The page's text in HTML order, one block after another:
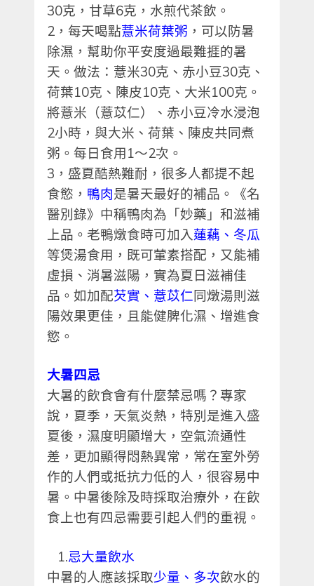
30克，甘草6克，水煎代茶飲。
2 ，每天喝點薏米荷葉粥 ，可以防暑
除濕，幫助你平安度過最難捱的暑
天。做法：薏米30克、赤小豆30克、
荷葉10克、陳皮10克、大米100克。
將薏米（薏苡仁）、赤小豆冷水浸泡
2小時，與大米、荷葉、陳皮共同煮
粥。每日食用1～2次。
3 ，盛夏酷熱難耐，很多人都提不起
食慾， 鴨肉是暑天最好的補品。《名
醫別錄》中稱鴨肉為「妙藥」和滋補
上品。老鴨燉食時可加入蓮藕、冬瓜
等煲湯食用，既可葷素搭配，又能補
虛損、消暑滋陽，實為夏日滋補佳
品。如加配芡實、薏苡仁同燉湯則滋
陽效果更佳，且能健脾化濕、增進食
慾。
大暑四忌
大暑的飲食會有什麼禁忌嗎？專家
說，夏季，天氣炎熱，特別是進入盛
夏後，濕度明顯增大，空氣流通性
差，更加顯得悶熱異常，常在室外勞
作的人們或抵抗力低的人，很容易中
暑。中暑後除及時採取治療外，在飲
食上也有四忌需要引起人們的重視。
1.忌大量飲水
中暑的人應該採取少量、多次飲水的